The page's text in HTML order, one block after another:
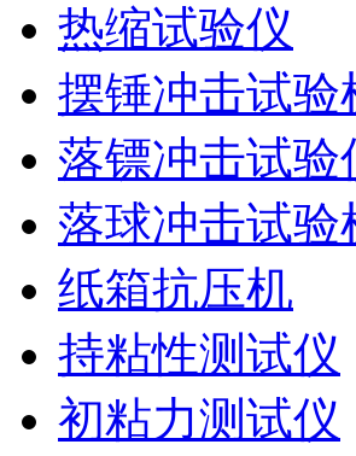
热缩试验仪
摆锤冲击试验
落镖冲击试验
落球冲击试验
纸箱抗压机
持粘性测试仪
初粘力测试仪